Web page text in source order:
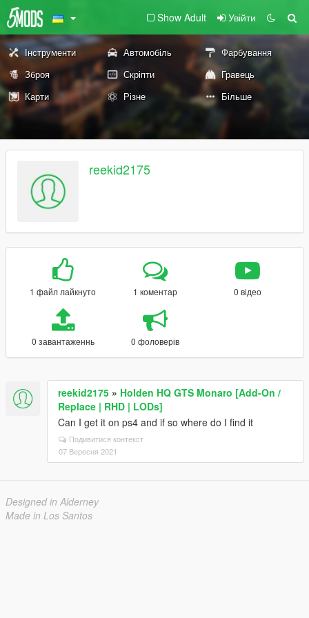
Show Adult Увійти
Інструменти Автомобіль
Фарбування
Зброя
Скріпти
Гравець
Карти
Різне Більше
reekid2175
1 файл лайкнуто 1 коментар 0 відео
0 завантаженнь 0 фоловерів
reekid2175 » Holden HQ GTS Monaro [Add-On /
Replace | RHD | LODs]
Can I get it on ps4 and if so where do I find it
Подивитися контекст
07 Вересня 2021
Designed in Alderney
Made in Los Santos